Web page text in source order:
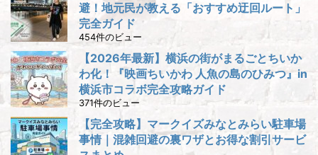
避！地元民が教える「おすすめ迂回ルート」
完全ガイド
454件のビュー
【2026年最新】横浜の街がまるごとちいか
わ化！『映画ちいかわ 人魚の島のひみつ』in
横浜市コラボ完全攻略ガイド
371件のビュー
【完全攻略】マークイズみなとみらい駐車場
事情｜混雑回避の裏ワザとお得な割引サービ